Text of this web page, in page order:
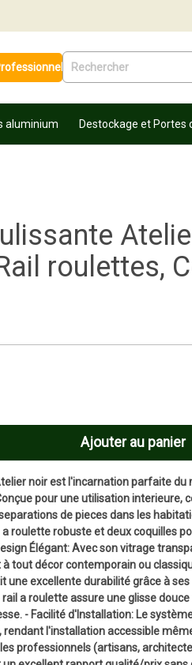
aluminium Destockage et Portes
roulettes,
Ajouter au panier
noir est l'incarnation parfaite
pour une utilisation interieure,
de pieces dans les
a roulette robuste et deux coquilles
Élégant: Avec son vitrage
tout décor contemporain ou
une excellente durabilité grâce à
a roulette assure une glisse
- Facilité d'Installation: Le
l'installation accessible
professionnels (artisans,